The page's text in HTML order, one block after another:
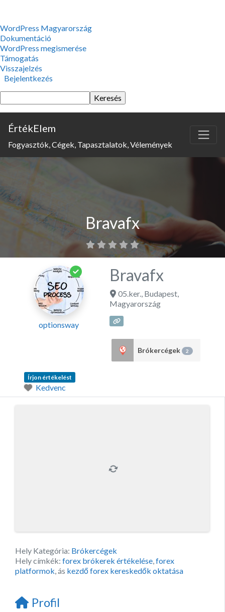
WordPress,
a
csodás
WordPress Magyarország
Dokumentáció
WordPress megismerése
Támogatás
Visszajelzés
Bejelentkezés
Keresés
ÉrtékElem
Fogyasztók, Cégek, Tapasztalatok, Vélemények
Bravafx
optionsway
Bravafx
05.ker., Budapest,
Magyarország
Brókercégek 2
Írjon értékelést
Kedvenc
Hely Kategória: Brókercégek
Hely címkék: forex brókerek értékelése forex
platformok , ás kezdő forex kereskedők oktatása
Profil